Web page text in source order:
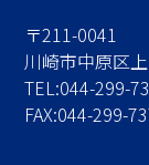
〒211-0041
川崎市中原区
TEL:044-299-
FAX:044-299-